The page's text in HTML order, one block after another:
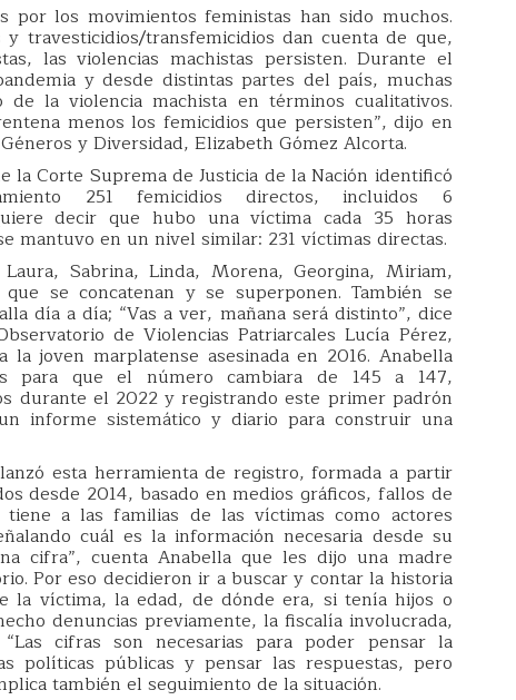
por los movimientos feministas han sido muchos.
travesticidios/transfemicidios dan cuenta de que,
las violencias machistas persisten. Durante el
y desde distintas partes del país, muchas
de la violencia machista en términos cualitativos.
menos los femicidios que persisten”, dijo en
y Diversidad, Elizabeth Gómez Alcorta.
Corte Suprema de Justicia de la Nación identificó
251 femicidios directos, incluidos 6
decir que hubo una víctima cada 35 horas
mantuvo en un nivel similar: 231 víctimas directas.
Sabrina, Linda, Morena, Georgina, Miriam,
se concatenan y se superponen. También se
día a día; “Vas a ver, mañana será distinto”, dice
de Violencias Patriarcales Lucía Pérez,
joven marplatense asesinada en 2016. Anabella
para que el número cambiara de 145 a 147,
durante el 2022 y registrando este primer padrón
informe sistemático y diario para construir una
esta herramienta de registro, formada a partir
desde 2014, basado en medios gráficos, fallos de
a las familias de las víctimas como actores
cuál es la información necesaria desde su
cifra”, cuenta Anabella que les dijo una madre
Por eso decidieron ir a buscar y contar la historia
la víctima, la edad, de dónde era, si tenía hijos o
denuncias previamente, la fiscalía involucrada,
cifras son necesarias para poder pensar la
políticas públicas y pensar las respuestas, pero
también el seguimiento de la situación.